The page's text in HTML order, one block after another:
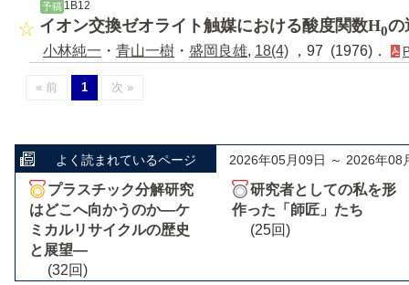
予稿 1B12
イオン交換ゼオライト触媒における酸度関数H0の
小林純一 ・ 青山一樹 ・ 盛岡良雄, 18(4) ，97 (1976)．
« 前 1 次 »
よく読まれているページ 2026年05月09日 ～ 2026年08
プラスチック分解研究
はどこへ向かうのか―ケ
ミカルリサイクルの歴史
と展望―
(32回)
研究者としての私を形
作った「師匠」たち
(25回)